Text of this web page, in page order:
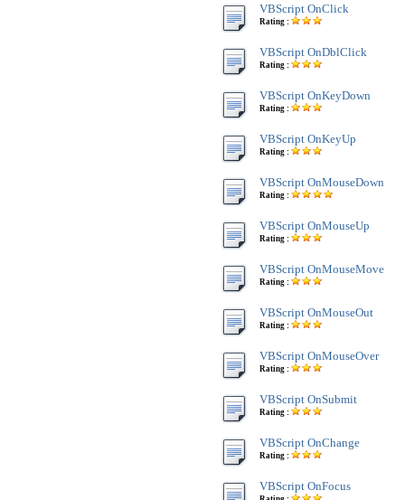
VBScript OnClick
Rating :
VBScript OnDblClick
Rating :
VBScript OnKeyDown
Rating :
VBScript OnKeyUp
Rating :
VBScript OnMouseDown
Rating :
VBScript OnMouseUp
Rating :
VBScript OnMouseMove
Rating :
VBScript OnMouseOut
Rating :
VBScript OnMouseOver
Rating :
VBScript OnSubmit
Rating :
VBScript OnChange
Rating :
VBScript OnFocus